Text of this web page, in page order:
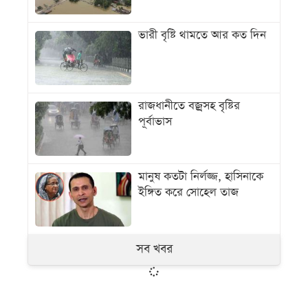
ভারী বৃষ্টি থামতে আর কত দিন
রাজধানীতে বজ্রসহ বৃষ্টির
পূর্বাভাস
মানুষ কতটা নির্লজ্জ, হাসিনাকে
ইঙ্গিত করে সোহেল তাজ
সব খবর